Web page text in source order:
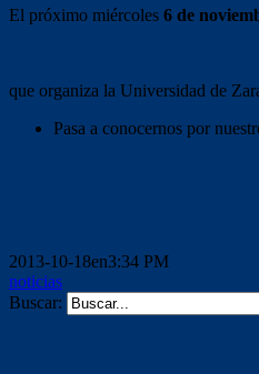
El próximo miércoles 6 de
que organiza la Universidad de
Pasa a conocernos por
2013-10-18en3:34 PM
noticias
Buscar: